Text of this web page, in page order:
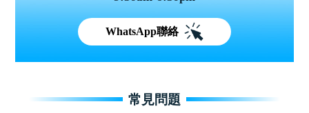
WhatsApp聯絡
常見問題